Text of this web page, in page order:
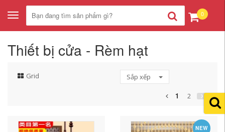
Toggle
navigation
0
Thiết bị cửa - Rèm hạt
Grid Sắp xếp
1 2
NEW